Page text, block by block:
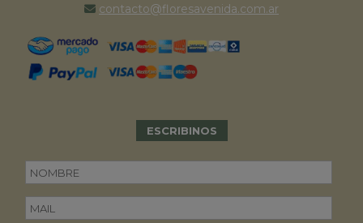
contacto@floresavenida.com.ar
ESCRIBINOS